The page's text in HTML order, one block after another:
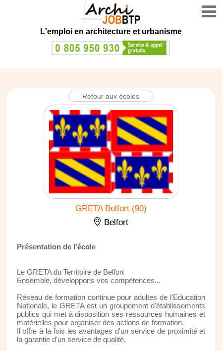
L'emploi en architecture et urbanisme
Retour aux écoles
GRETA Belfort (90)
Belfort
Présentation de l'école
Le GRETA du Territoire de Belfort
Ensemble, développons vos compétences...
Réseau de formation continue pour adultes de l'Education
Nationale, le GRETA est un groupement d'établissements
publics qui met à disposition ses ressources humaines et
matérielles pour organiser des actions de formation.
Il offre à la fois les avantages d'un service de proximité et
la garantie d'un service de qualité.